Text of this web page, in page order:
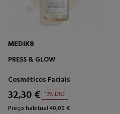
MEDIK8
PRESS & GLOW
Cosméticos Faciais
32,30 € 19% DTO.
Preço habitual 40,00 €